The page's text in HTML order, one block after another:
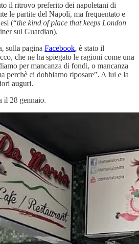
il ritrovo preferito dei napoletani di
le partite del Napoli, ma frequentato e
(“the kind of place that keeps London
sul Guardian).
sulla pagina Facebook, è stato il
che ne ha spiegato le ragioni come una
per mancanza di fondi, o mancanza
perchè ci dobbiamo riposare”. A lui e la
auguri.
il 28 gennaio.